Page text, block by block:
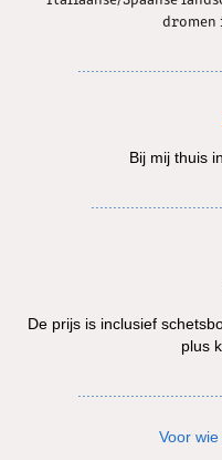
dromen
Bij mij thuis
De prijs is inclusief
plus
Voor